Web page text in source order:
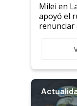
Milei en
apoyó el
renunciar